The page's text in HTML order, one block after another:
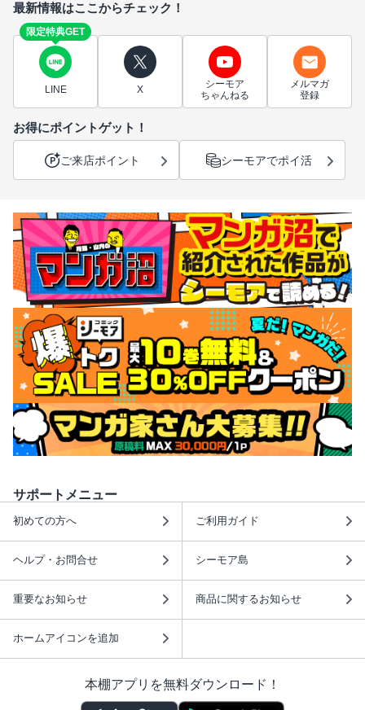
最新情報はここからチェック！
限定特典GET
LINE X
シーモア
ちゃんねる
メルマガ
登録
お得にポイントゲット！
ご来店ポイント シーモアでポイ活
サポートメニュー
初めての方へ ご利用ガイド
ヘルプ・お問合せ シーモア島
重要なお知らせ 商品に関するお知らせ
ホームアイコンを追加
本棚アプリを無料ダウンロード！